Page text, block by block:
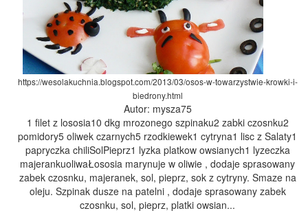
https://wesolakuchnia.blogspot.com/2013/03/osos-w-towarzystwie-krowki-i-
biedrony.html
Autor: mysza75
1 filet z lososia10 dkg mrozonego szpinaku2 zabki czosnku2
pomidory5 oliwek czarnych5 rzodkiewek1 cytryna1 lisc z Salaty1
papryczka chiliSolPieprz1 lyzka platkow owsianych1 lyzeczka
majerankuoliwaŁososia marynuje w oliwie , dodaje sprasowany
zabek czosnku, majeranek, sol, pieprz, sok z cytryny. Smaze na
oleju. Szpinak dusze na patelni , dodaje sprasowany zabek
czosnku, sol, pieprz, platki owsian...